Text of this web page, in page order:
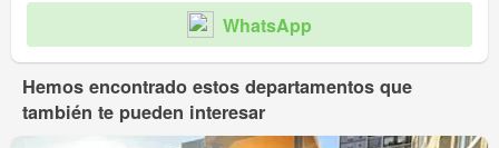
WhatsApp
Hemos encontrado estos departamentos que
también te pueden interesar